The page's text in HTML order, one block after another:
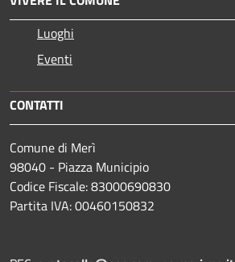
Luoghi
Eventi
CONTATTI
Comune di Merì
98040 - Piazza Municipio
Codice Fiscale: 83000690830
Partita IVA: 00460150832